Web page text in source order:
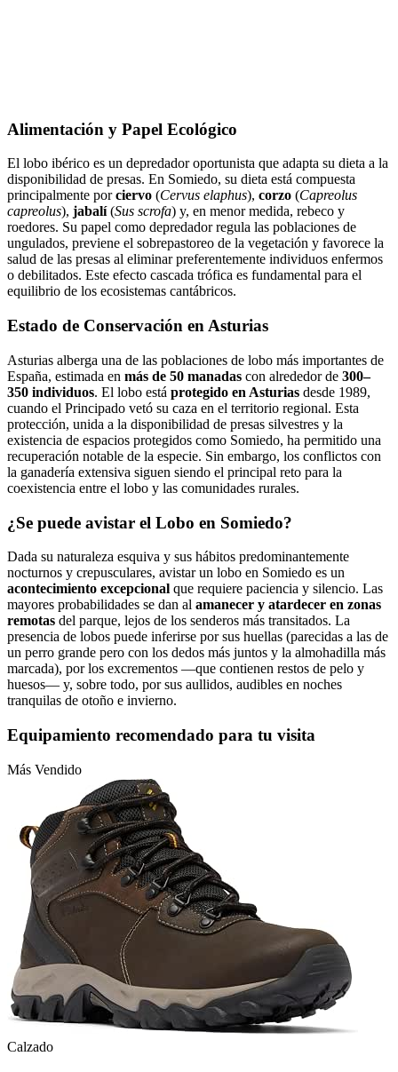
Alimentación y Papel Ecológico
El lobo ibérico es un depredador oportunista que adapta su dieta a la
disponibilidad de presas. En Somiedo, su dieta está compuesta
principalmente porciervo (Cervus elaphus), corzo (Capreolus
capreolus), jabalí(Sus scrofa) y, en menor medida, rebeco y
roedores. Su papel como depredador regula las poblaciones de
ungulados, previene el sobrepastoreo de la vegetación y favorece la
salud de las presas al eliminar preferentemente individuos enfermos
o debilitados. Este efecto cascada trófica es fundamental para el
equilibrio de los ecosistemas cantábricos.
Estado de Conservación en Asturias
Asturias alberga una de las poblaciones de lobo más importantes de
España, estimada en más de 50 manadas con alrededor de 300–
350 individuos. El lobo está protegido en Asturias desde 1989,
cuando el Principado vetó su caza en el territorio regional. Esta
protección, unida a la disponibilidad de presas silvestres y la
existencia de espacios protegidos como Somiedo, ha permitido una
recuperación notable de la especie. Sin embargo, los conflictos con
la ganadería extensiva siguen siendo el principal reto para la
coexistencia entre el lobo y las comunidades rurales.
¿Se puede avistar el Lobo en Somiedo?
Dada su naturaleza esquiva y sus hábitos predominantemente
nocturnos y crepusculares, avistar un lobo en Somiedo es un
acontecimiento excepcional que requiere paciencia y silencio. Las
mayores probabilidades se dan al amanecer y atardecer en zonas
remotas del parque, lejos de los senderos más transitados. La
presencia de lobos puede inferirse por sus huellas (parecidas a las de
un perro grande pero con los dedos más juntos y la almohadilla más
marcada), por los excrementos —que contienen restos de pelo y
huesos— y, sobre todo, por sus aullidos, audibles en noches
tranquilas de otoño e invierno.
Equipamiento recomendado para tu visita
Más Vendido
Calzado